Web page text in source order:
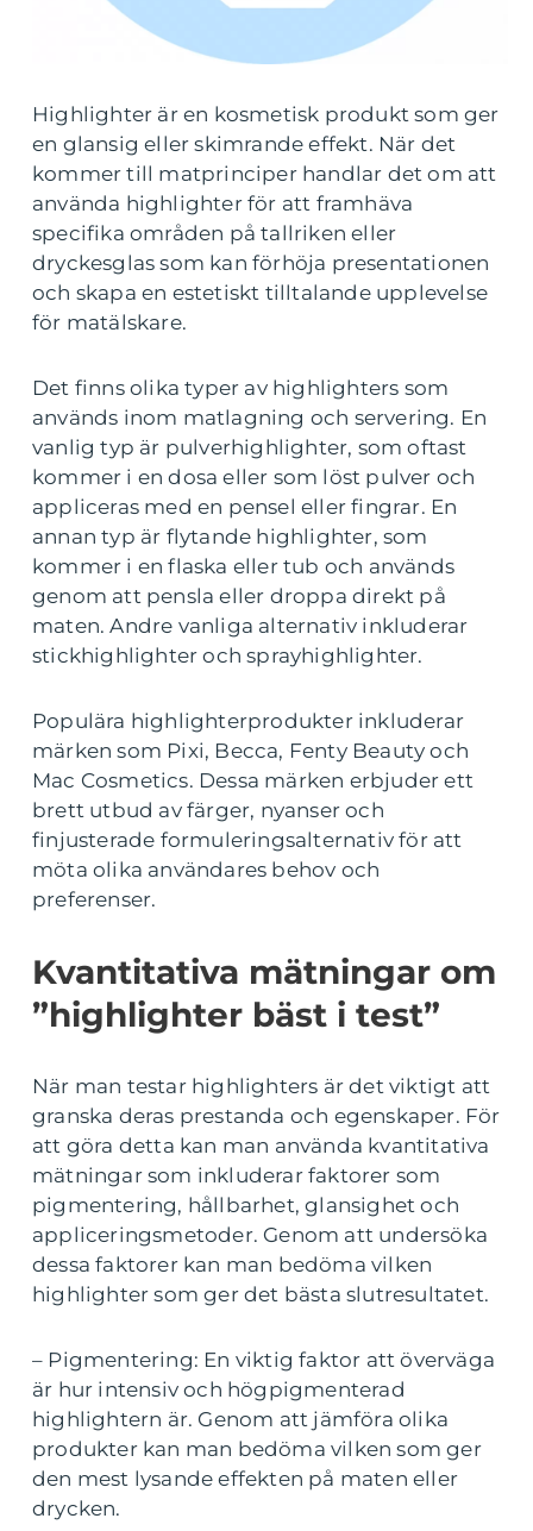
Highlighter är en kosmetisk produkt som ger
en glansig eller skimrande effekt. När det
kommer till matprinciper handlar det om att
använda highlighter för att framhäva
specifika områden på tallriken eller
dryckesglas som kan förhöja presentationen
och skapa en estetiskt tilltalande upplevelse
för matälskare.
Det finns olika typer av highlighters som
används inom matlagning och servering. En
vanlig typ är pulverhighlighter, som oftast
kommer i en dosa eller som löst pulver och
appliceras med en pensel eller fingrar. En
annan typ är flytande highlighter, som
kommer i en flaska eller tub och används
genom att pensla eller droppa direkt på
maten. Andre vanliga alternativ inkluderar
stickhighlighter och sprayhighlighter.
Populära highlighterprodukter inkluderar
märken som Pixi, Becca, Fenty Beauty och
Mac Cosmetics. Dessa märken erbjuder ett
brett utbud av färger, nyanser och
finjusterade formuleringsalternativ för att
möta olika användares behov och
preferenser.
Kvantitativa mätningar om
”highlighter bäst i test”
När man testar highlighters är det viktigt att
granska deras prestanda och egenskaper. För
att göra detta kan man använda kvantitativa
mätningar som inkluderar faktorer som
pigmentering, hållbarhet, glansighet och
appliceringsmetoder. Genom att undersöka
dessa faktorer kan man bedöma vilken
highlighter som ger det bästa slutresultatet.
– Pigmentering: En viktig faktor att överväga
är hur intensiv och högpigmenterad
highlightern är. Genom att jämföra olika
produkter kan man bedöma vilken som ger
den mest lysande effekten på maten eller
drycken.